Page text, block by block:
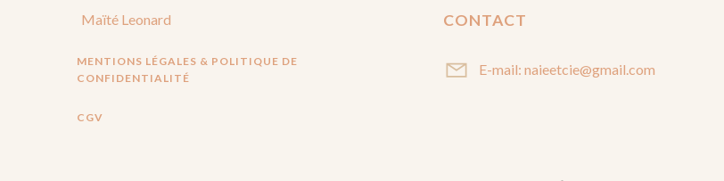
Maïté Leonard
MENTIONS LÉGALES & POLITIQUE DE
CONFIDENTIALITÉ
CGV
CONTACT
E-mail: naieetcie@gmail.com